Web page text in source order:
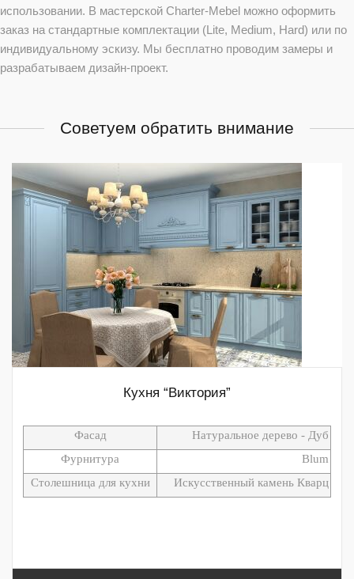
использовании. В мастерской Charter-Mebel можно оформить
заказ на стандартные комплектации (Lite, Medium, Hard) или по
индивидуальному эскизу. Мы бесплатно проводим замеры и
разрабатываем дизайн-проект.
Советуем обратить внимание
Кухня “Виктория”
Фасад
Натуральное дерево - Дуб
Фурнитура
Blum
Столешница для кухни
Искусственный камень Кварц